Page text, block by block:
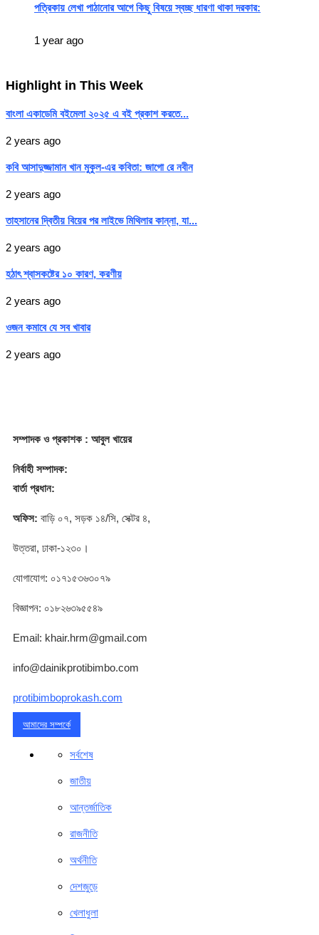
পত্রিকায় লেখা পাঠানোর আগে কিছু বিষয়ে স্বচ্ছ ধারণা থাকা দরকার:
1 year ago
Highlight in This Week
বাংলা একাডেমি বইমেলা ২০২৫ এ বই প্রকাশ করতে...
2 years ago
কবি আসাদুজ্জামান খান মুকুল-এর কবিতা: জাগো রে নবীন
2 years ago
তাহসানের দ্বিতীয় বিয়ের পর লাইভে মিথিলার কান্না, যা...
2 years ago
হঠাৎ শ্বাসকষ্টের ১০ কারণ, করণীয়
2 years ago
ওজন কমাবে যে সব খাবার
2 years ago
সম্পাদকও প্রকাশক : আবুল খায়ের
নির্বাহী সম্পাদক:
বার্তা প্রধান:
অফিস: বাড়ি ০৭, সড়ক ১৪/সি, সেক্টর ৪,
উত্তরা, ঢাকা-১২৩০।
যোগাযোগ: ০১৭১৫৩৬৩০৭৯
বিজ্ঞাপন: ০১৮২৬৩৯৫৫৪৯
Email: khair.hrm@gmail.com
info@dainikprotibimbo.com
protibimboprokash.com
আমাদের সম্পর্কে
সর্বশেষ
জাতীয়
আন্তর্জাতিক
রাজনীতি
অর্থনীতি
দেশজুড়ে
খেলাধুলা